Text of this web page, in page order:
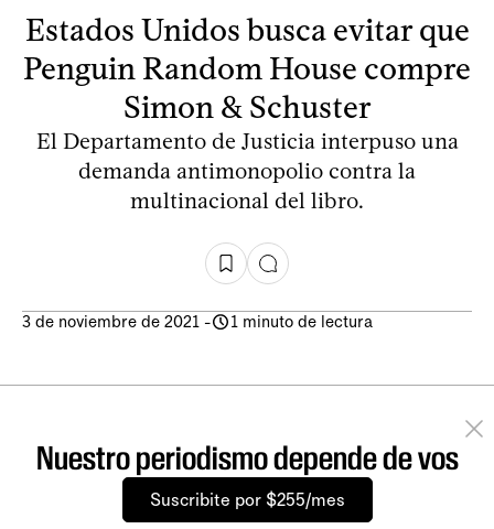
Estados Unidos busca evitar que
Penguin Random House compre
Simon & Schuster
El Departamento de Justicia interpuso una
demanda antimonopolio contra la
multinacional del libro.
3 de noviembre de 2021 - 1 minuto de lectura
Nuestro periodismo depende de vos
Suscribite por $255/mes